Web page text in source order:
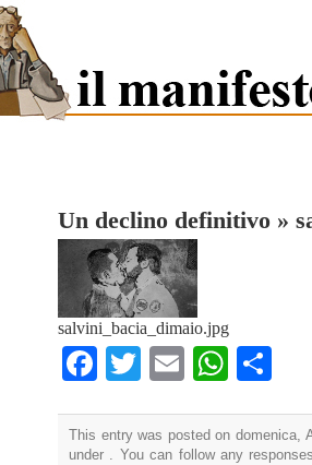
Un declino definitivo »
salvini_bacia_dimaio.jpg
Facebook
TwitterEmail
This entry was posted on domenica,
under . You can follow any